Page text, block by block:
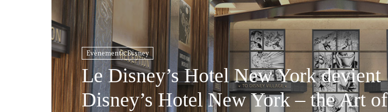
Evènements Disney
Le Disney’s Hotel New York devient
Disney’s Hotel New York – the Art of